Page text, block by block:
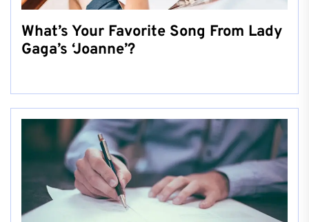
What’s Your Favorite Song From Lady
Gaga’s ‘Joanne’?